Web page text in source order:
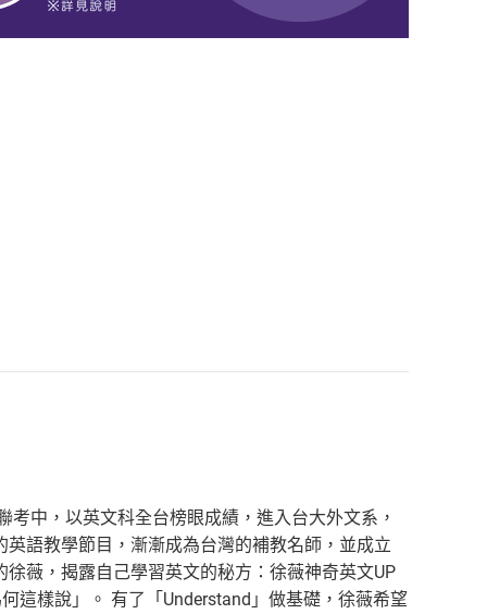
中，以英文科全台榜眼成績，進入台大外文系，
語教學節目，漸漸成為台灣的補教名師，並成立
薇，揭露自己學習英文的秘方：徐薇神奇英文UP
這樣說」。 有了「Understand」做基礎，徐薇希望